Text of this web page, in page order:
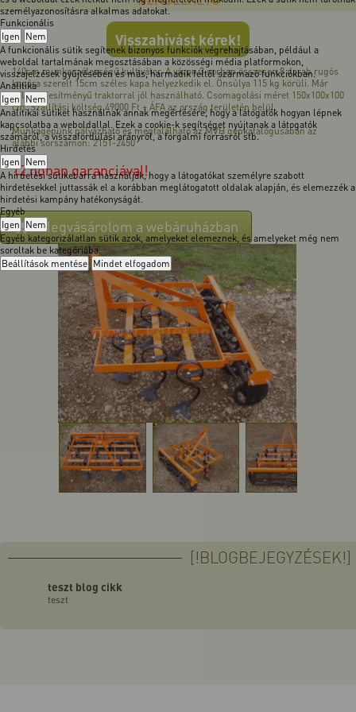
személyazonosításra alkalmas adatokat.
Funkcionális
Igen Nem
A funkcionális sütik segítenek bizonyos funkciók végrehajtásában, például a
weboldal tartalmának megosztásában a közösségi média platformokon,
visszajelzések gyűjtésében és más, harmadik féltől származó funkciókban.
Analitika
Igen Nem
Analitikai sütiket használnak annak megértésére, hogy a látogatók hogyan lépnek
kapcsolatba a weboldallal. Ezek a cookie-k segítséget nyújtanak a látogatók
számáról, a visszafordulási arányról, a forgalmi forrásról stb.
Hirdetés
Igen Nem
A hirdetési sütiket arra használják, hogy a látogatókat személyre szabott
hirdetésekkel juttassák el a korábban meglátogatott oldalak alapján, és elemezzék a
hirdetési kampány hatékonyságát.
Egyéb
Igen Nem
Egyéb kategorizálatlan sütik azok, amelyeket elemeznek, és amelyeket még nem
soroltak be kategóriába.
Beállítások mentése Mindet elfogadom
Visszahívást kérek!
140cm munkaszélességű kultivátor. A vázon 3 sorban összesen 8 darab rugós
kapára szerelt 15cm széles kapa helyezkedik el. Önsúlya 115 kg körüli. Már
17LE teljesítményű traktorral jól használható. Csomagolási méret 150x100x100
cm. Szállítási költség 49000 Ft + ÁFA az ország területén belül.
Munkagépünk pályázható és megtalálható az MVH gépkatalógusában az
alábbi sorszámon: 2151-2450
12 hónap garanciával!
Megvásárolom a webáruházban
[!BLOGBEJEGYZÉSEK!]
teszt blog cikk
teszt